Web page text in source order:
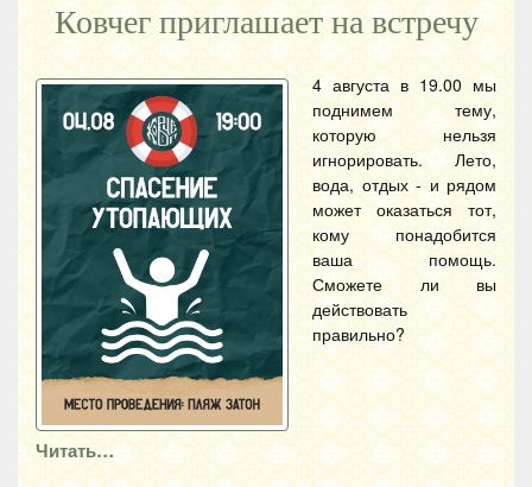
Ковчег приглашает на встречу
4 августа в 19.00 мы
поднимем тему,
которую нельзя
игнорировать. Лето,
вода, отдых - и рядом
может оказаться тот,
кому понадобится
ваша помощь.
Сможете ли вы
действовать
правильно?
Читать…